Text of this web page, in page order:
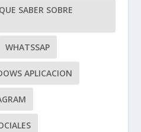
SABER SOBRE
WHATSSAP
APLICACION